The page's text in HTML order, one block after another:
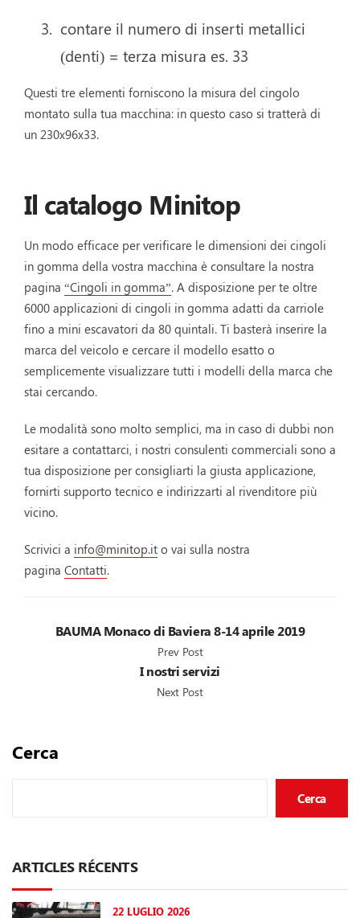
contare il numero di inserti metallici
(denti) = terza misura es. 33
Questi tre elementi forniscono la misura del cingolo
montato sulla tua macchina: in questo caso si tratterà di
un 230x96x33.
Il catalogo Minitop
Un modo efficace per verificare le dimensioni dei cingoli
in gomma della vostra macchina è consultare la nostra
pagina “Cingoli in gomma”. A disposizione per te oltre
6000 applicazioni di cingoli in gomma adatti da carriole
fino a mini escavatori da 80 quintali. Ti basterà inserire la
marca del veicolo e cercare il modello esatto o
semplicemente visualizzare tutti i modelli della marca che
stai cercando.
Le modalità sono molto semplici, ma in caso di dubbi non
esitare a contattarci, i nostri consulenti commerciali sono a
tua disposizione per consigliarti la giusta applicazione,
fornirti supporto tecnico e indirizzarti al rivenditore più
vicino.
Scrivici a info@minitop.it o vai sulla nostra
pagina Contatti.
BAUMA Monaco di Baviera 8-14 aprile 2019
Prev Post
I nostri servizi
Next Post
Cerca
Cerca
ARTICLES RÉCENTS
22 LUGLIO 2026